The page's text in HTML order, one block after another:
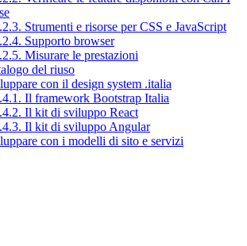
Strumenti e risorse per CSS e JavaScript
Supporto browser
Misurare le prestazioni
del riuso
con il design system .italia
Il framework Bootstrap Italia
Il kit di sviluppo React
Il kit di sviluppo Angular
con i modelli di sito e servizi